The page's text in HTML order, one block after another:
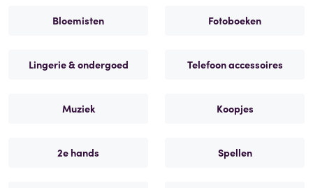
Bloemisten Fotoboeken
Lingerie & ondergoed Telefoon accessoires
Muziek Koopjes
2e hands Spellen